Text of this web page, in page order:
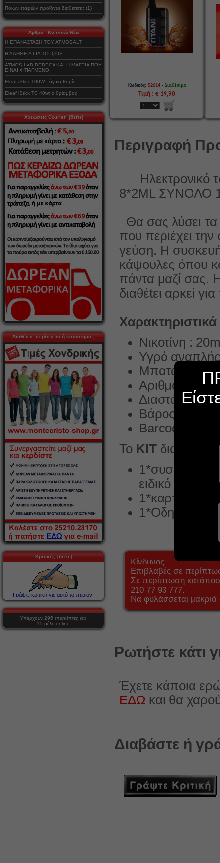
Ποιων εταιριών προϊόντα διαθέτετε ; (1)
Αρθρα - Καπνικά Νέα
Η ΕΠΑΝΑΣΤΑΣΗ ΤΟΥ ATMOSALT
Η ΑΛΗΘΕΙΑ ΓΙΑ ΤΟ IQOS
ATMOS LAB BEBECA ΚΑΙ Η ΜΑΓΕΙΑ ΠΟΥ
ΕΙΝΑΙ ΦΤΙΑΓΜΕΝΟ
Eleaf iStick 100W : άγριο θηρίο
Eleaf iStick TC 40w: ο θρίαμβος
Χρεώσεις Courier [δείτε]
Διαθέτετε περίπτερο ή κατάστημα ;
Κριτικές [δείτε]
Γράψτε κριτική για αυτό το προϊόν.
Υπάρχουν 295 επισκέπτες και
15 μέλη online
Κωδικός: 52614- Διαθέσιμο
Τιμή : € 19,90
Περιγραφή
Ηλεκτρονικό
8*2ML ΣΥΝΟΛΟ
Θα σας λύσει τα
που περιέχει
γεύση. Η
κάψουλες όπου
πάντα μαζί σας.
διαθέtει αρκεί
Χαρακτηριστικά
Νικοτίνη :
Υγρό
Μπαταρία :
Αριθμός
Διαστάσεις :
Βάρος : 63gr
Barcode :
Το ΚΙΤ διαθέτει
1*συσκευή με
ειδικό χώρο)
1*καρτέλα με
1*Οδηγίες
Κίνδυνος!
Επιβλαβές σε
Σε περίπτωση
210 77 93 777.
Να φυλάσσεται μακριά
Ρωτήστε κάτι
Έχετε κάποια
ΕΔΩ και θα
Διαβάστε ή